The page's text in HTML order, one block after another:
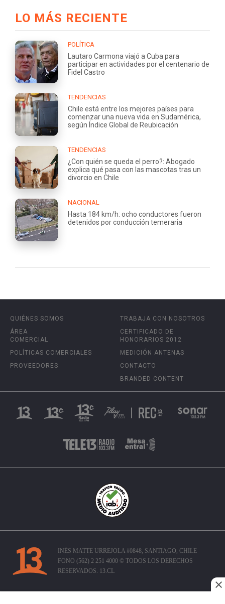
LO MÁS RECIENTE
POLÍTICA
Lautaro Carmona viajó a Cuba para
participar en actividades por el centenario de
Fidel Castro
TENDENCIAS
Chile está entre los mejores países para
comenzar una nueva vida en Sudamérica,
según Índice Global de Reubicación
TENDENCIAS
¿Con quién se queda el perro?: Abogado
explica qué pasa con las mascotas tras un
divorcio en Chile
NACIONAL
Hasta 184 km/h: ocho conductores fueron
detenidos por conducción temeraria
QUIÉNES SOMOS
ÁREA
COMERCIAL
POLÍTICAS COMERCIALES
PROVEEDORES
TRABAJA CON NOSOTROS
CERTIFICADO DE
HONORARIOS 2012
MEDICIÓN ANTENAS
CONTACTO
BRANDED CONTENT
INÉS MATTE URREJOLA #0848, SANTIAGO, CHILE
FONO (562) 2 251 4000 © TODOS LOS DERECHOS
RESERVADOS. 13.CL